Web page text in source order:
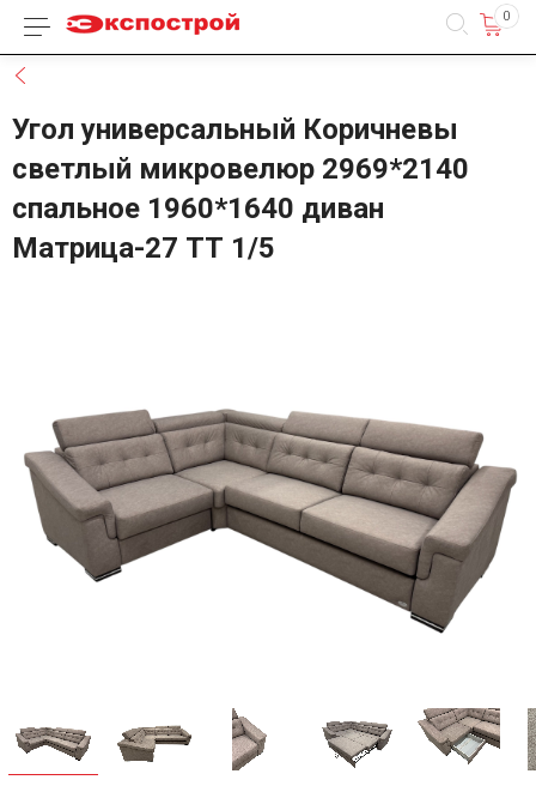
Каталог товаров 0
Угол универсальный Коричневы
светлый микровелюр 2969*2140
спальное 1960*1640 диван
Матрица-27 ТТ 1/5